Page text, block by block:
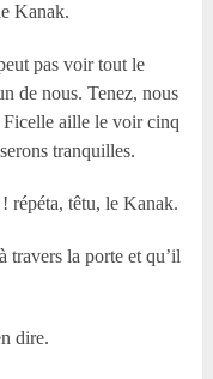
Kanak.
pas voir tout le
de nous. Tenez, nous
Ficelle aille le voir cinq
tranquilles.
répéta, têtu, le Kanak.
travers la porte et qu’il
dire.